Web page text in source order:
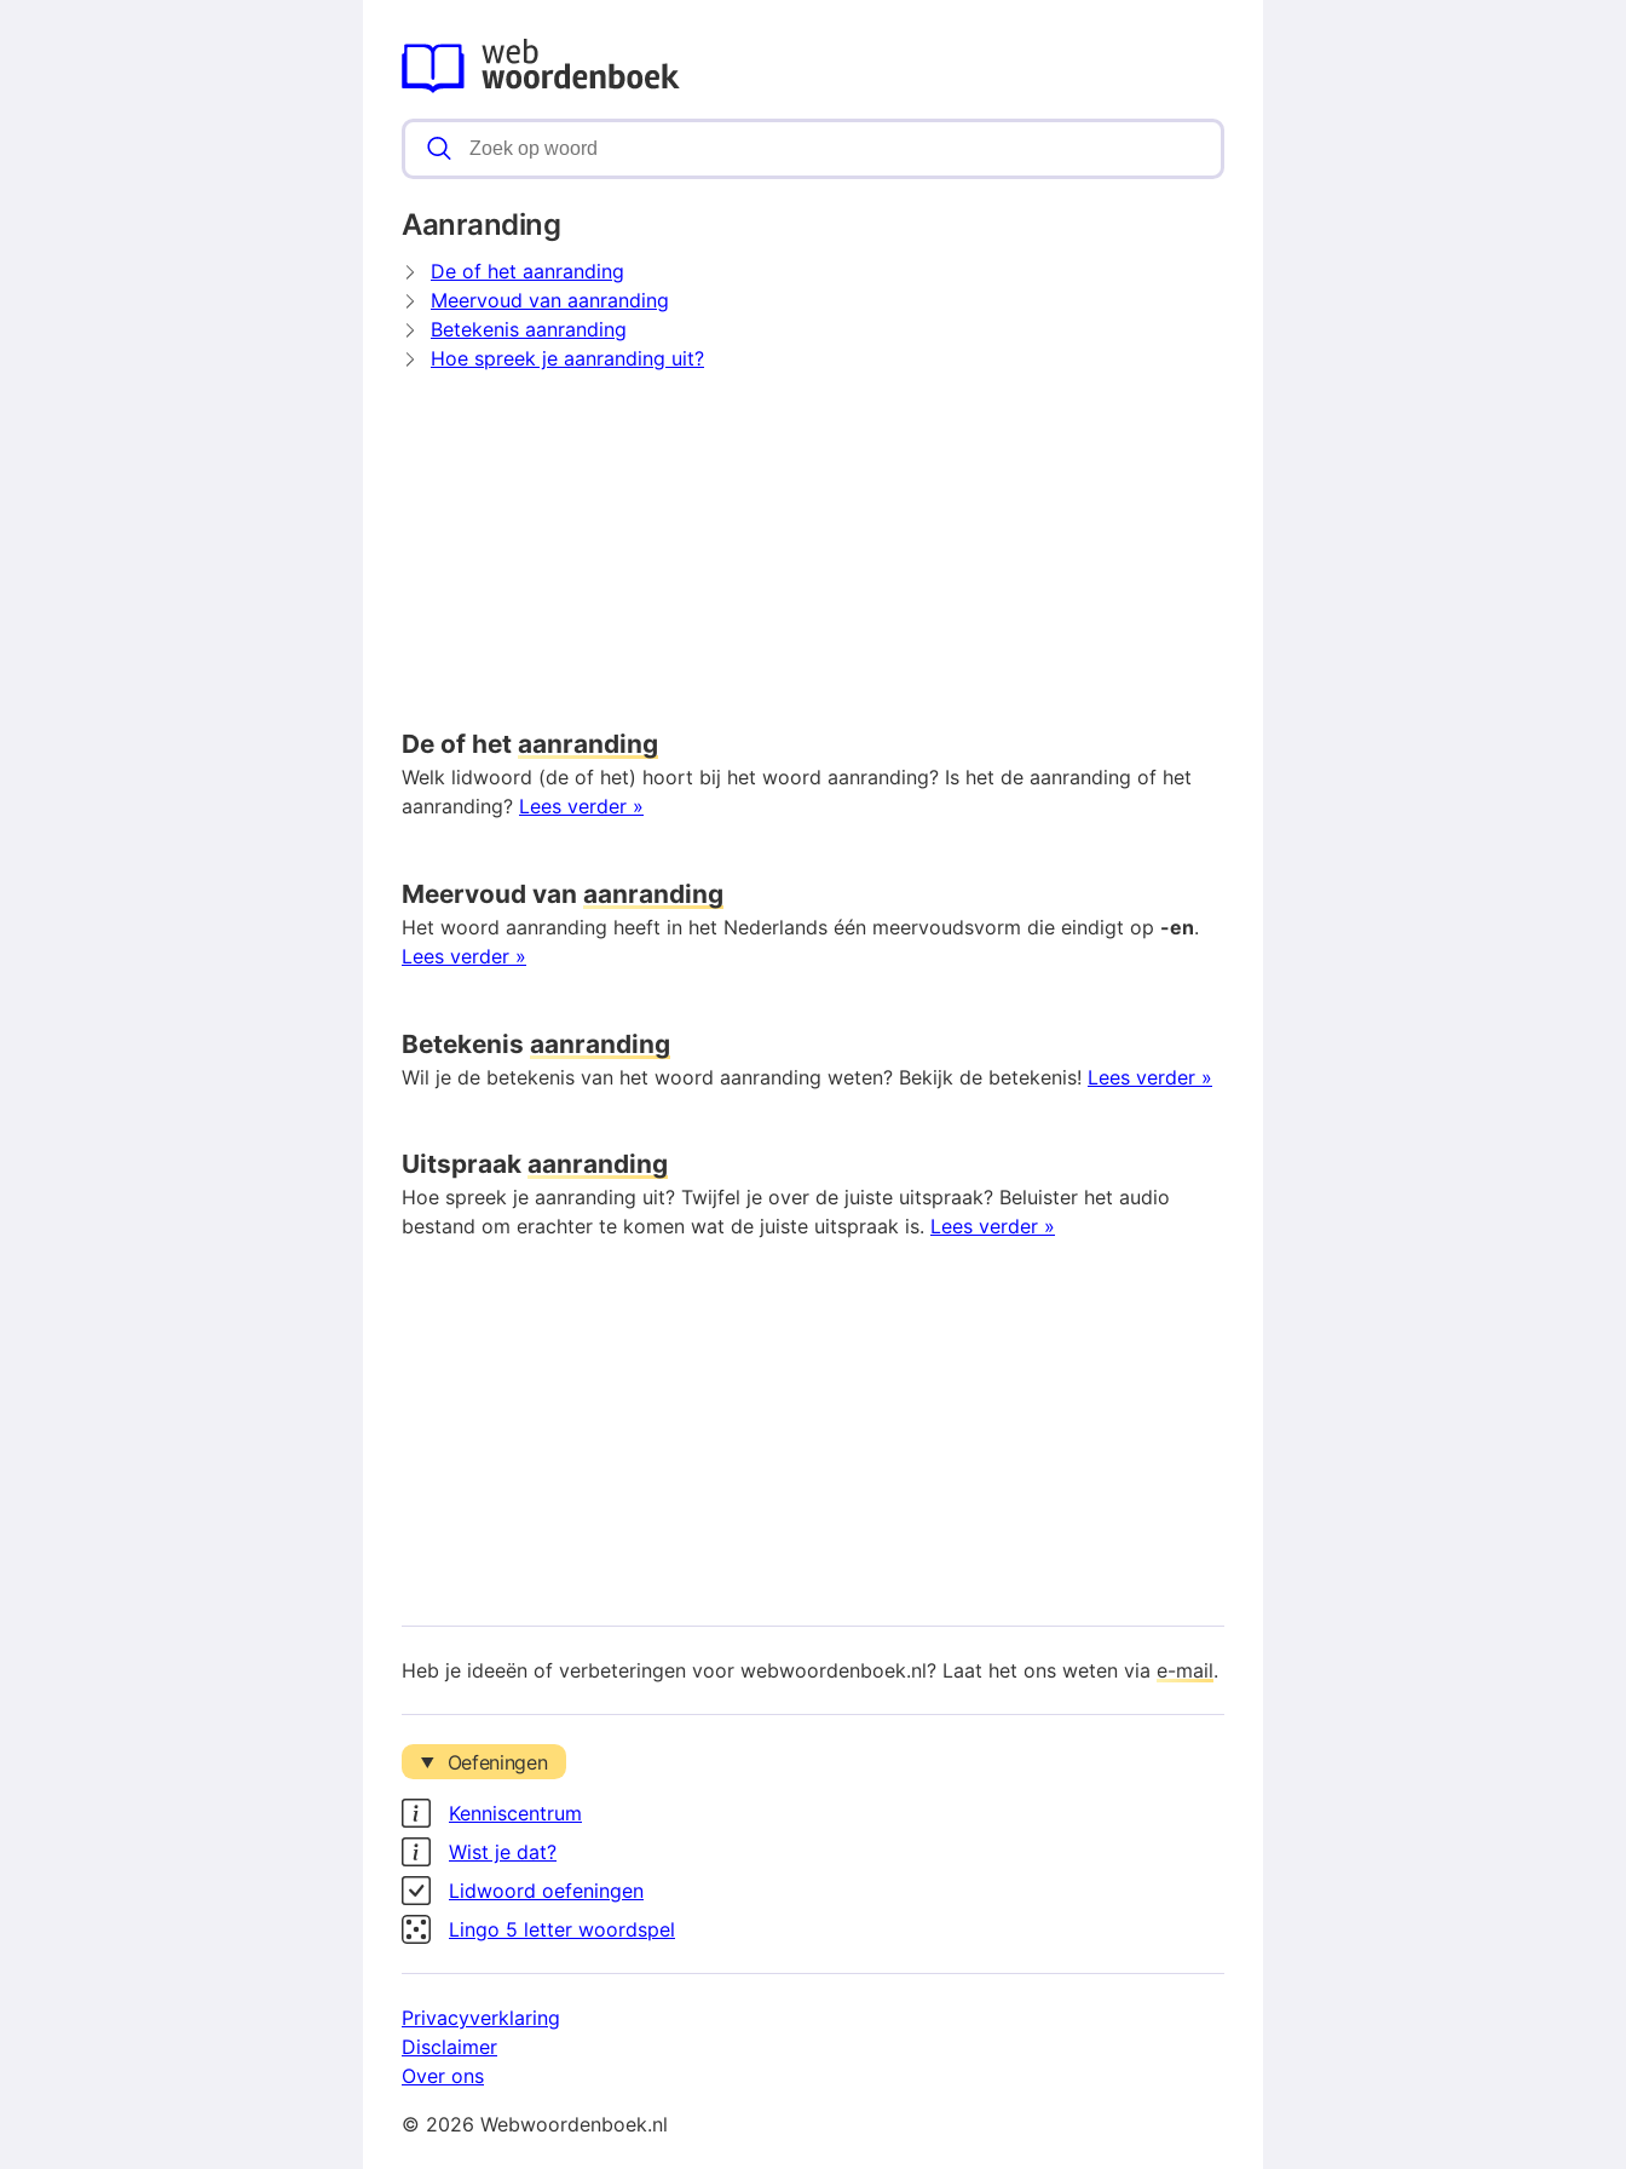
Aanranding
De of het aanranding
Meervoud van aanranding
Betekenis aanranding
Hoe spreek je aanranding uit?
De of het aanranding
Welk lidwoord (de of het) hoort bij het woord aanranding? Is het de aanranding of het
aanranding? Lees verder »
Meervoud van aanranding
Het woord aanranding heeft in het Nederlands één meervoudsvorm die eindigt op -en.
Lees verder »
Betekenis aanranding
Wil je de betekenis van het woord aanranding weten? Bekijk de betekenis! Lees verder »
Uitspraak aanranding
Hoe spreek je aanranding uit? Twijfel je over de juiste uitspraak? Beluister het audio
bestand om erachter te komen wat de juiste uitspraak is. Lees verder »
Heb je ideeën of verbeteringen voor webwoordenboek.nl? Laat het ons weten via e-mail.
Oefeningen
Kenniscentrum
Wist je dat?
Lidwoord oefeningen
Lingo 5 letter woordspel
Privacyverklaring
Disclaimer
Over ons
© 2026 Webwoordenboek.nl